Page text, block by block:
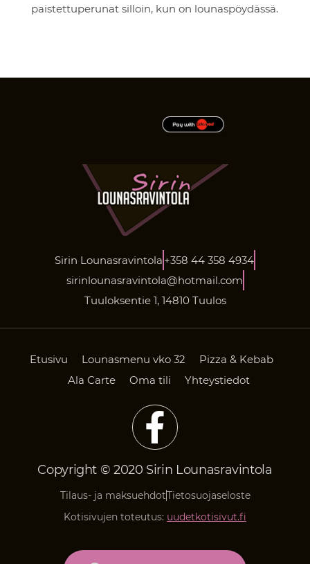
paistettuperunat silloin, kun on lounaspöydässä.
Sirin Lounasravintola +358 44 358 4934
sirinlounasravintola@hotmail.com
Tuuloksentie 1, 14810 Tuulos
Etusivu Lounasmenu vko 32
Pizza & Kebab
Ala Carte
Oma tili Yhteystiedot
Copyright © 2020 Sirin Lounasravintola
Tilaus- ja maksuehdotTietosuojaseloste
Kotisivujen toteutus: uudetkotisivut.fi